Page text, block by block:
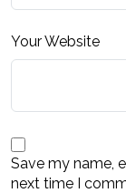
Your Website
Save my name,
next time I